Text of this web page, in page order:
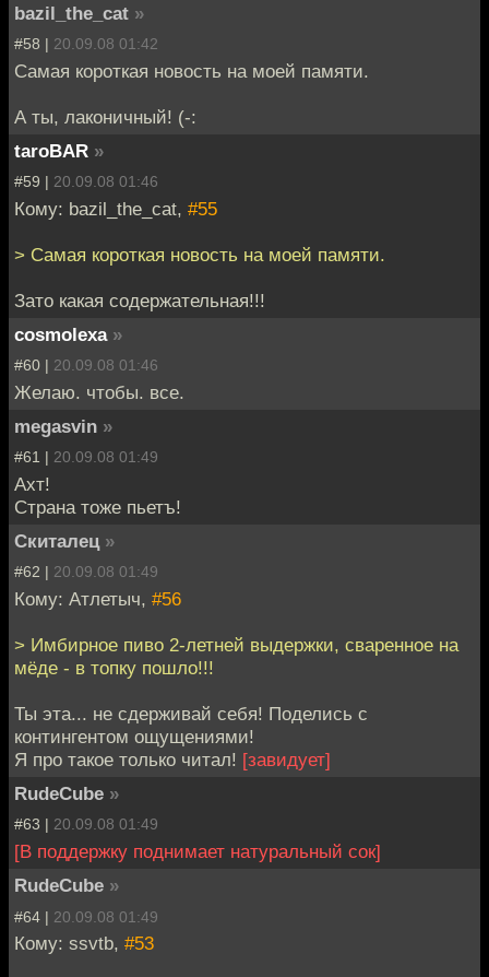
bazil_the_cat »
#58 | 20.09.08 01:42
Самая короткая новость на моей памяти.
А ты, лаконичный! (-:
taroBAR »
#59 | 20.09.08 01:46
Кому: bazil_the_cat, #55
> Самая короткая новость на моей памяти.
Зато какая содержательная!!!
cosmolexa »
#60 | 20.09.08 01:46
Желаю. чтобы. все.
megasvin »
#61 | 20.09.08 01:49
Ахт!
Страна тоже пьетъ!
Скиталец »
#62 | 20.09.08 01:49
Кому: Атлетыч, #56
> Имбирное пиво 2-летней выдержки, сваренное на
мёде - в топку пошло!!!
Ты эта... не сдерживай себя! Поделись с
контингентом ощущениями!
Я про такое только читал! [завидует]
RudeCube »
#63 | 20.09.08 01:49
[В поддержку поднимает натуральный сок]
RudeCube »
#64 | 20.09.08 01:49
Кому: ssvtb, #53